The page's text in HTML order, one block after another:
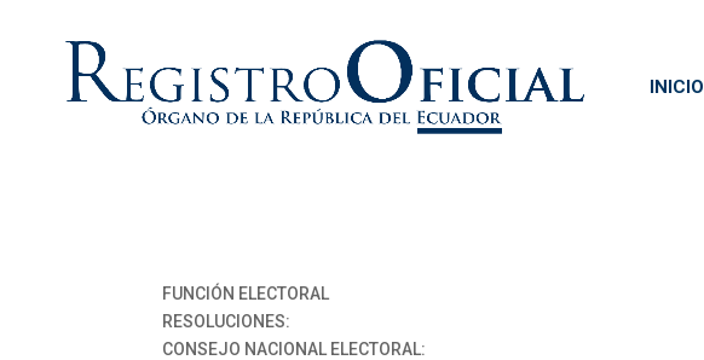
INICIO
FUNCIÓN ELECTORAL
RESOLUCIONES:
CONSEJO NACIONAL ELECTORAL: